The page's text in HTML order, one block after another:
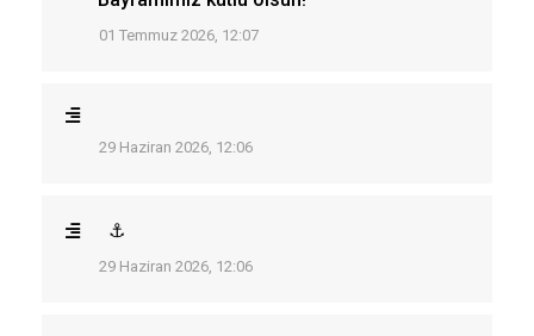
01 Temmuz 2026, 12:07
29 Haziran 2026, 12:06
⚓
29 Haziran 2026, 12:06